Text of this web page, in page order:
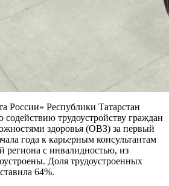
России» Республики Татарстан
содействию трудоустройству граждан
здоровья (ОВЗ) за первый
года к карьерным консультантам
региона с инвалидностью, из
Доля трудоустроенных
64%.